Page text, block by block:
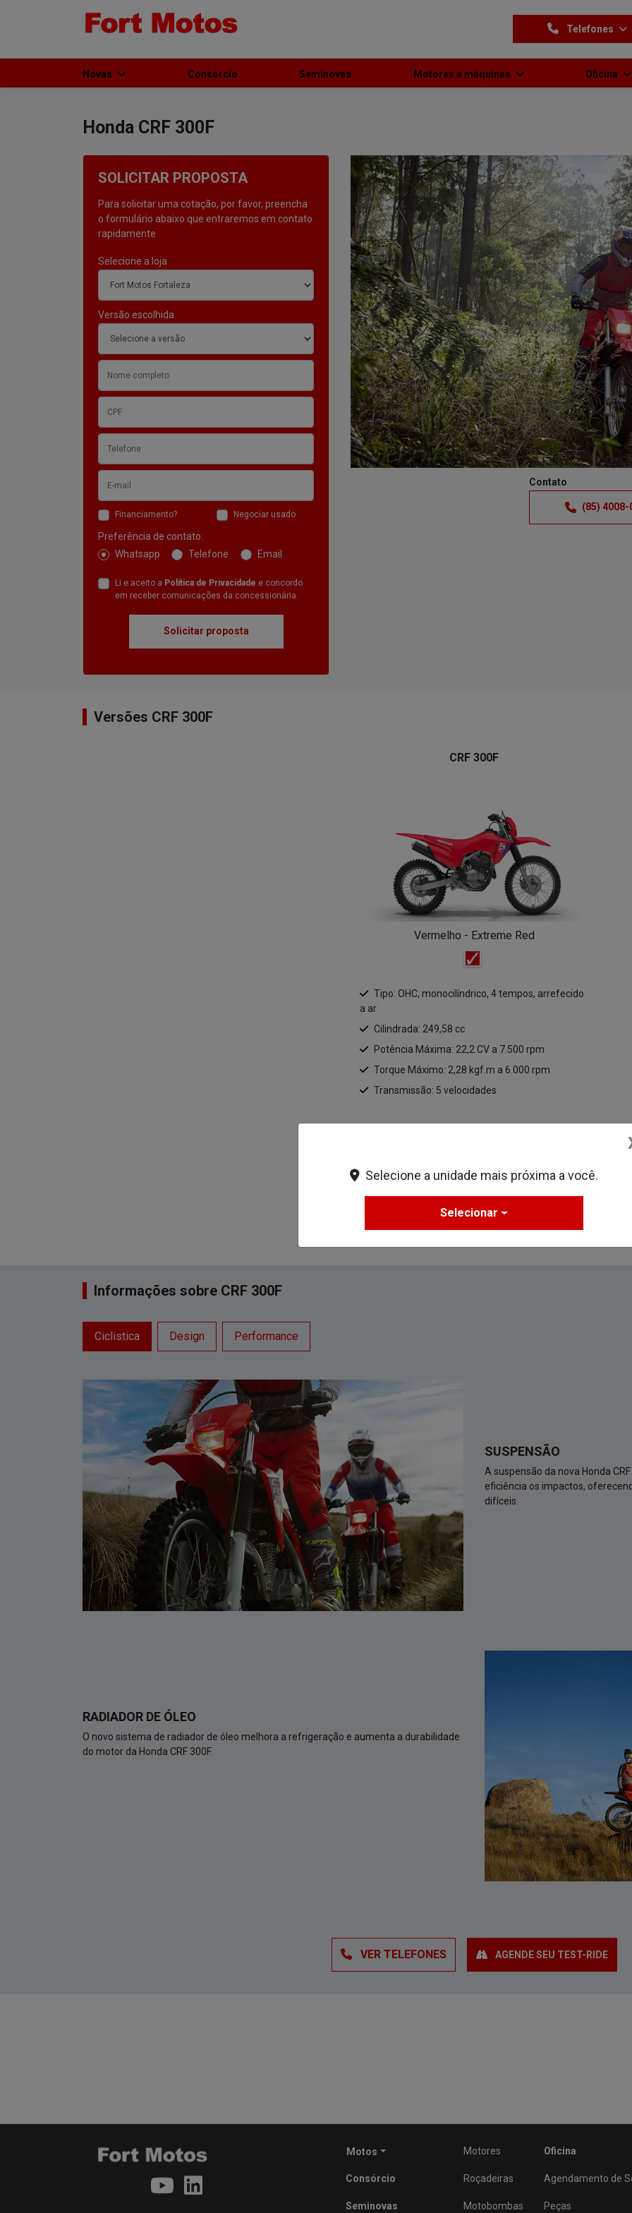
Telefones
Novas Consórcio Seminovas Motores e máquinas Oficina
Honda CRF 300F
SOLICITAR PROPOSTA
Para solicitar uma cotação, por favor, preencha
o formulário abaixo que entraremos em contato
rapidamente
Selecione a loja
Versão escolhida
Financiamento? Negociar usado
Preferência de contato:
Whatsapp
Telefone Email
Li e aceito a Política de Privacidade e concordo
em receber comunicações da concessionária.
Solicitar proposta
Anterior
Contato
(85) 4008-
Versões CRF 300F
CRF 300F
Vermelho - Extreme Red
Tipo: OHC, monocilíndrico, 4 tempos, arrefecido
a ar
Cilindrada: 249,58 cc
Potência Máxima: 22,2 CV a 7.500 rpm
Torque Máximo: 2,28 kgf.m a 6.000 rpm
Transmissão: 5 velocidades
Ficha técnica
Solicitar uma proposta
Informações sobre CRF 300F
Ciclistica Design Performance
SUSPENSÃO
A suspensão da nova Honda
eficiência os impactos,
difíceis.
RADIADOR DE ÓLEO
O novo sistema de radiador de óleo melhora a refrigeração e aumenta a durabilidade
do motor da Honda CRF 300F.
VER TELEFONES AGENDE SEU TEST-RIDE
Motos
Consórcio
Seminovas
Motores
Roçadeiras
Motobombas
Oficina
Agendamento de
Peças
Selecione a unidade mais próxima a você.
Selecionar